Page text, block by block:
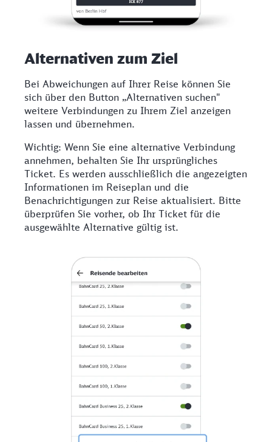
Alternativen zum Ziel
Bei Abweichungen auf Ihrer Reise können Sie
sich über den Button „Alternativen suchen"
weitere Verbindungen zu Ihrem Ziel anzeigen
lassen und übernehmen.
Wichtig: Wenn Sie eine alternative Verbindung
annehmen, behalten Sie Ihr ursprüngliches
Ticket. Es werden ausschließlich die angezeigten
Informationen im Reiseplan und die
Benachrichtigungen zur Reise aktualisiert. Bitte
überprüfen Sie vorher, ob Ihr Ticket für die
ausgewählte Alternative gültig ist.